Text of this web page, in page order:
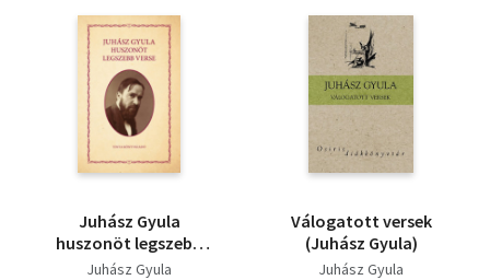
Juhász Gyula
huszonöt legszebb
verse
Juhász Gyula
Válogatott versek
(Juhász Gyula)
Juhász Gyula